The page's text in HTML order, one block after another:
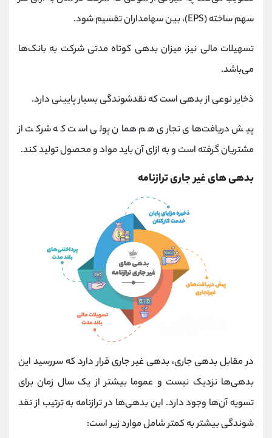
سهم ساخته (EPS)، بین سهامداران تقسیم شود.
تسهیلات مالی نیز، میزان بدهی کوتاه مدتی شرکت به بانک‌ها
می‌باشد.
ذخایر نوعی از بدهی است که نقدشوندگی بسیار پایینی دارد.
پیش دریافت‌های تجاری هم همان پولی است که شرکت از
مشتریان گرفته است و به ازای آن باید مواد و محصول تولید کند.
بدهی های غیر جاری ترازنامه
در مقابل بدهی جاری، بدهی غیر جاری قرار دارد که سررسید این
بدهی‌ها نزدیک نیست و عموما بیشتر از یک سال زمان برای
تسویه آن‌ها وجود دارد. این بدهی‌ها در ترازنامه به ترتیب از نقد
شوندگی بیشتر به کمتر شامل موارد زیر است: